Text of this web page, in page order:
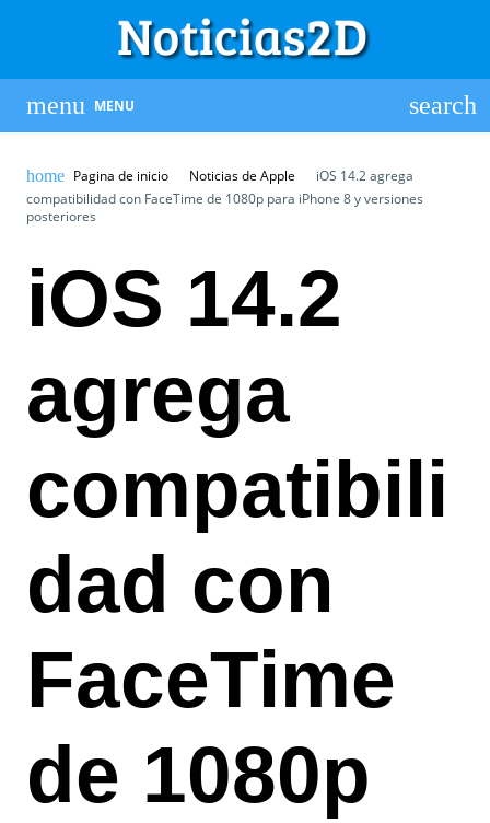
MENU
Pagina de inicio Noticias de Apple
iOS 14.2 agrega
compatibilidad con FaceTime de 1080p para iPhone 8 y versiones
posteriores
iOS 14.2
agrega
compatibili
dad con
FaceTime
de 1080p